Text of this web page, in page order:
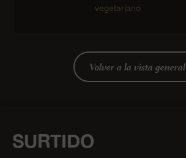
vegetariano
Volver a la vista general
SURTIDO